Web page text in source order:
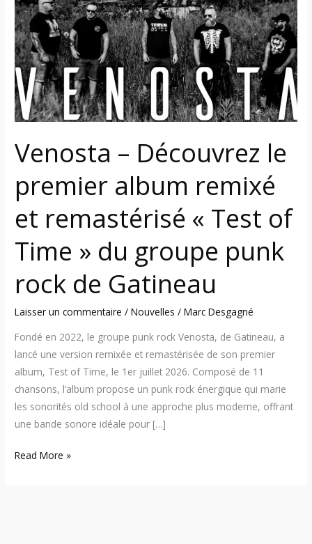
Venosta – Découvrez le
premier album remixé
et remastérisé « Test of
Time » du groupe punk
rock de Gatineau
Laisser un commentaire /Nouvelles /Marc Desgagné
Fondé en 2022, le groupe punk rock Venosta, de Gatineau, a
lancé une version remixée et remastérisée de son premier
album, Test of Time, le 1er juillet 2026. Composé de 11
chansons, l’album propose un punk rock énergique qui marie
les sonorités old school à une approche plus moderne, offrant
une bande sonore idéale pour […]
le
premier
album
remixé
et
remastérisé
« Test
Time »
du
groupe
punk
rock
de
Gatineau
Read More »